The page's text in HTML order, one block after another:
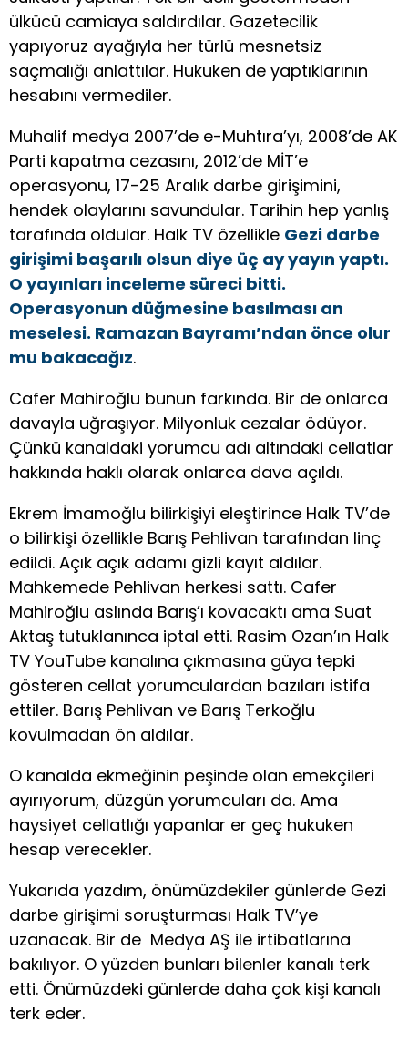
ülkücü camiaya saldırdılar. Gazetecilik
yapıyoruz ayağıyla her türlü mesnetsiz
saçmalığı anlattılar. Hukuken de yaptıklarının
hesabını vermediler.
Muhalif medya 2007’de e-Muhtıra’yı, 2008’de AK
Parti kapatma cezasını, 2012’de MİT’e
operasyonu, 17-25 Aralık darbe girişimini,
hendek olaylarını savundular. Tarihin hep yanlış
tarafında oldular. Halk TV özellikle Gezi darbe
girişimi başarılı olsun diye üç ay yayın yaptı.
O yayınları inceleme süreci bitti.
Operasyonun düğmesine basılması an
meselesi. Ramazan Bayramı’ndan önce olur
mu bakacağız.
Cafer Mahiroğlu bunun farkında. Bir de onlarca
davayla uğraşıyor. Milyonluk cezalar ödüyor.
Çünkü kanaldaki yorumcu adı altındaki cellatlar
hakkında haklı olarak onlarca dava açıldı.
Ekrem İmamoğlu bilirkişiyi eleştirince Halk TV’de
o bilirkişi özellikle Barış Pehlivan tarafından linç
edildi. Açık açık adamı gizli kayıt aldılar.
Mahkemede Pehlivan herkesi sattı. Cafer
Mahiroğlu aslında Barış’ı kovacaktı ama Suat
Aktaş tutuklanınca iptal etti. Rasim Ozan’ın Halk
TV YouTube kanalına çıkmasına güya tepki
gösteren cellat yorumculardan bazıları istifa
ettiler. Barış Pehlivan ve Barış Terkoğlu
kovulmadan ön aldılar.
O kanalda ekmeğinin peşinde olan emekçileri
ayırıyorum, düzgün yorumcuları da. Ama
haysiyet cellatlığı yapanlar er geç hukuken
hesap verecekler.
Yukarıda yazdım, önümüzdekiler günlerde Gezi
darbe girişimi soruşturması Halk TV’ye
uzanacak. Bir de Medya AŞ ile irtibatlarına
bakılıyor. O yüzden bunları bilenler kanalı terk
etti. Önümüzdeki günlerde daha çok kişi kanalı
terk eder.